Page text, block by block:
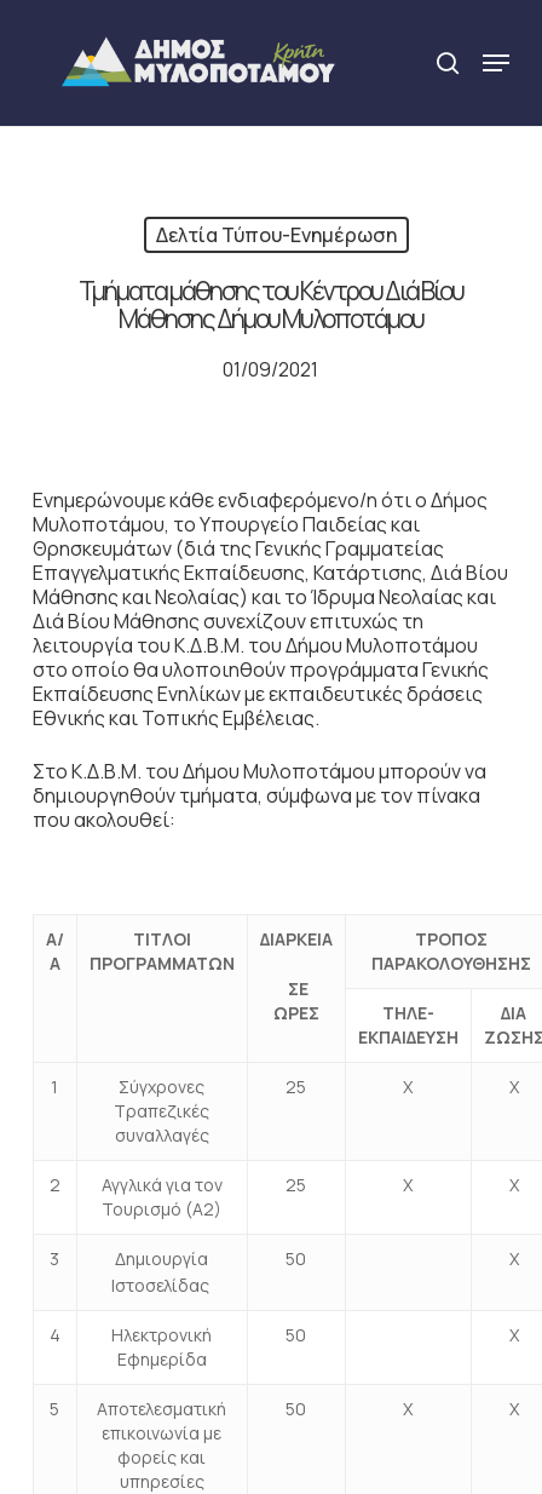
content
search
Menu
Δελτία Τύπου-Ενημέρωση
Τμήματα μάθησης του Κέντρου Διά Βίου
Μάθησης Δήμου Μυλοποτάμου
01/09/2021
Ενημερώνουμε κάθε ενδιαφερόμενο/η ότι ο Δήμος
Μυλοποτάμου, το Υπουργείο Παιδείας και
Θρησκευμάτων (διά της Γενικής Γραμματείας
Επαγγελματικής Εκπαίδευσης, Κατάρτισης, Διά Βίου
Μάθησης και Νεολαίας) και το Ίδρυμα Νεολαίας και
Διά Βίου Μάθησης συνεχίζουν επιτυχώς τη
λειτουργία του Κ.Δ.Β.Μ. του Δήμου Μυλοποτάμου
στο οποίο θα υλοποιηθούν προγράμματα Γενικής
Εκπαίδευσης Ενηλίκων με εκπαιδευτικές δράσεις
Εθνικής και Τοπικής Εμβέλειας.
Στο Κ.Δ.Β.Μ. του Δήμου Μυλοποτάμου μπορούν να
δημιουργηθούν τμήματα, σύμφωνα με τον πίνακα
που ακολουθεί:
Α/
Α
ΤΙΤΛΟΙ
ΠΡΟΓΡΑΜΜΑΤΩΝ
ΔΙΑΡΚΕΙΑ
ΣΕ
ΩΡΕΣ
ΤΡΟΠΟΣ
ΠΑΡΑΚΟΛΟΥΘΗΣΗΣ
ΤΗΛΕ-
ΕΚΠΑΙΔΕΥΣΗ
ΔΙΑ
1
Σύγχρονες
Τραπεζικές
συναλλαγές
25 Χ Χ
2
Αγγλικά για τον
Τουρισμό (Α2)
25 Χ Χ
3
Δημιουργία
Ιστοσελίδας
50 Χ
4
Ηλεκτρονική
Εφημερίδα
50 Χ
5
Αποτελεσματική
επικοινωνία με
φορείς και
υπηρεσίες
50 Χ Χ
Close